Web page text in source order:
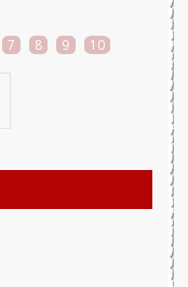
7 8 9 10